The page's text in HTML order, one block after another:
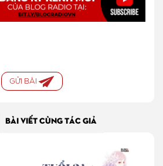
GỬI BÀI
BÀI VIẾT CÙNG TÁC GIẢ